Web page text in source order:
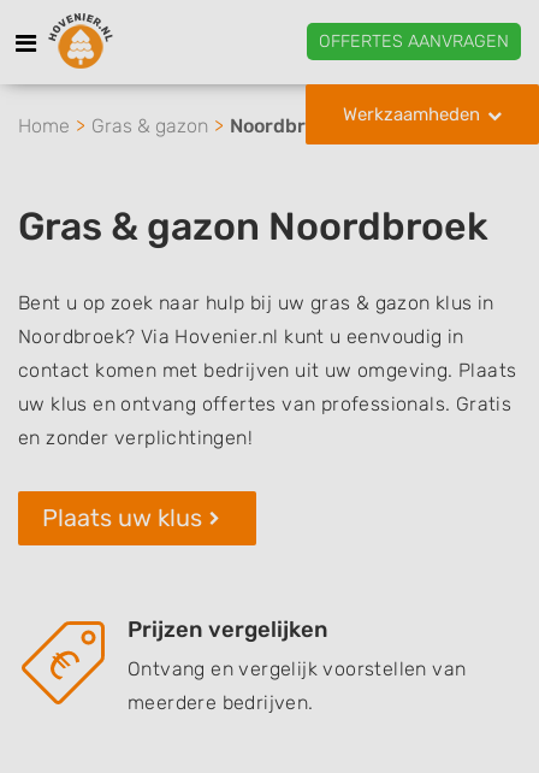
OFFERTES AANVRAGEN
Werkzaamheden
Home Gras & gazon Noordbroek
Gras & gazon Noordbroek
Bent u op zoek naar hulp bij uw gras & gazon klus in
Noordbroek? Via Hovenier.nl kunt u eenvoudig in
contact komen met bedrijven uit uw omgeving. Plaats
uw klus en ontvang offertes van professionals. Gratis
en zonder verplichtingen!
Plaats uw klus
Prijzen vergelijken
Ontvang en vergelijk voorstellen van
meerdere bedrijven.